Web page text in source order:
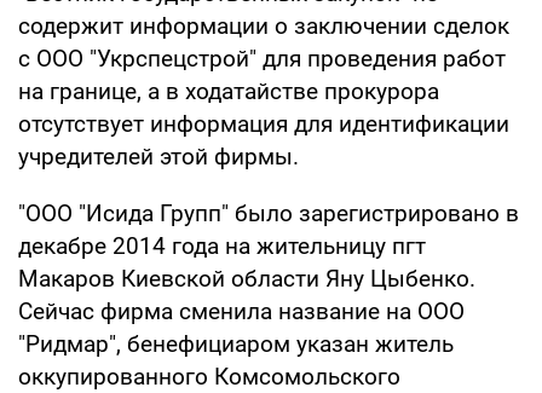
содержит информации о заключении сделок
с ООО "Укрспецстрой" для проведения работ
на границе, а в ходатайстве прокурора
отсутствует информация для идентификации
учредителей этой фирмы.
"ООО "Исида Групп" было зарегистрировано в
декабре 2014 года на жительницу пгт
Макаров Киевской области Яну Цыбенко.
Сейчас фирма сменила название на ООО
"Ридмар", бенефициаром указан житель
оккупированного Комсомольского